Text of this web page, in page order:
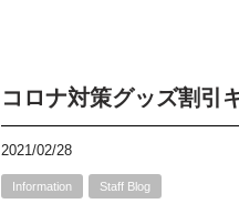
コロナ対策グッズ割引
2021/02/28
Information Staff Blog